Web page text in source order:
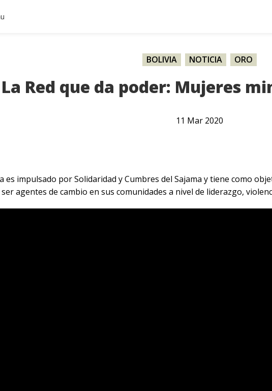
BOLIVIA NOTICIA ORO
La Red que da poder: Mujeres
11 Mar 2020
es impulsado por Solidaridad y Cumbres del Sajama y tiene como
agentes de cambio en sus comunidades a nivel de liderazgo,